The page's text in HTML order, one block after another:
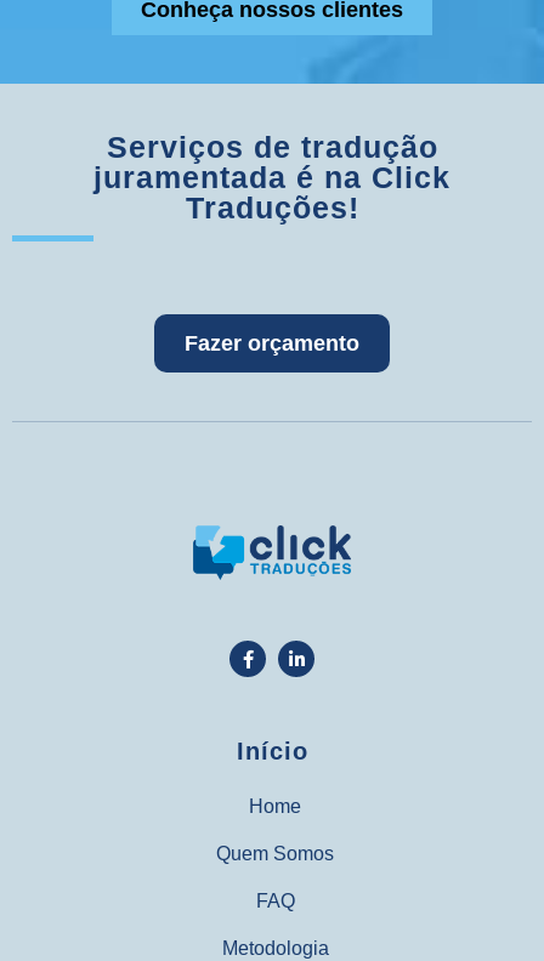
Conheça nossos clientes
Serviços de tradução
juramentada é na Click
Traduções!
Fazer orçamento
Início
Home
Quem Somos
FAQ
Metodologia